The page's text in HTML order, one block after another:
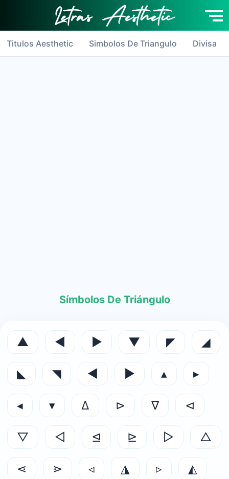
×
Titulos Aesthetic Simbolos De Triangulo Divisa
Símbolos De Triángulo
▲ ◄ ► ▼ ◤ ◢
◣ ◥ ◀ ▶ ▴ ▸
◂ ▾ ∆ ⊳ ∇ ⊲
▽ ◁ ⊴ ⊵ ▷ △
⋖ ⋗ ◃ ◮ ▹ ◭